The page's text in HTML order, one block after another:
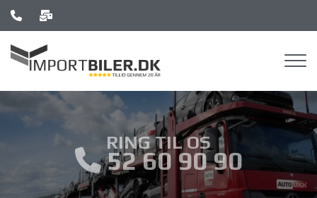
Gå
til
hovedindhold
RING TIL OS
52 60 90 90